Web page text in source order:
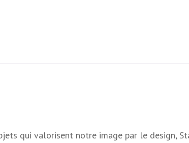
qui valorisent notre image par le design,